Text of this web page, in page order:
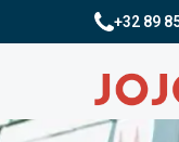
+32 89